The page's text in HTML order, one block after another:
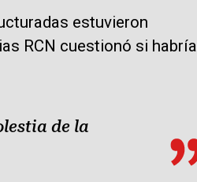
estuvieron
RCN cuestionó si habría
de la